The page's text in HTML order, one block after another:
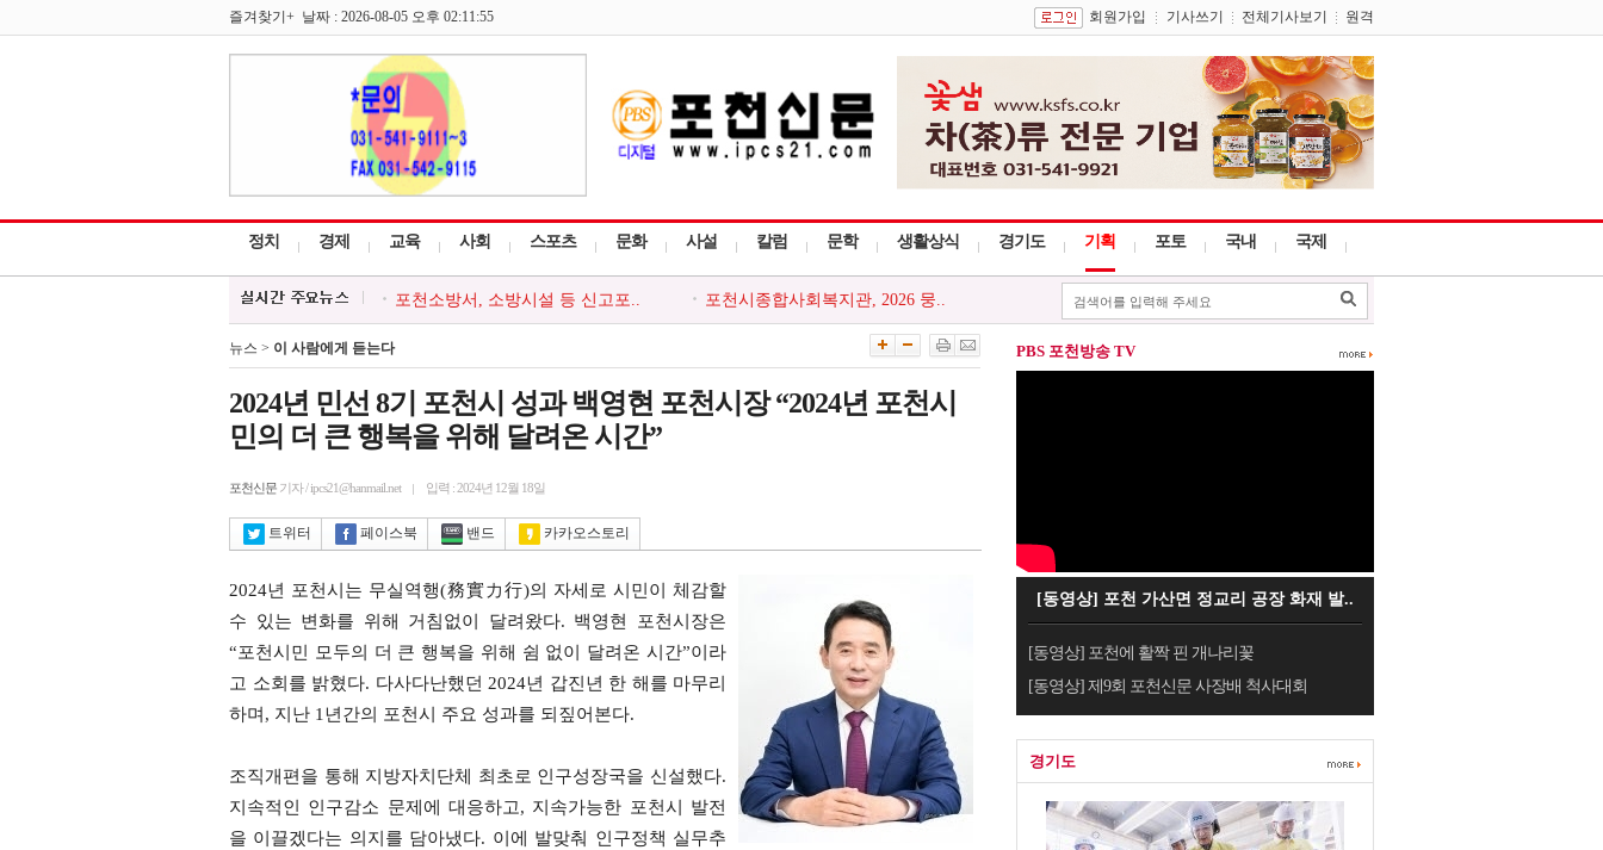
즐겨찾기+ 날짜 : 2026-08-05 오후 02:11:55 회원가입 기사쓰기 전체기사보기 원격
정치 경제 교육 사회 스포츠 문화 사설 칼럼 문학 생활상식 경기도 기획 포토 국내 국제
포천소방서, 소방시설 등 신고포..
포천시종합사회복지관, 2026 뭉..
포천시, 여름철 물놀이 안전사고..
포천시, 소상공인 온라인 마케팅..
백영현 포천시장, `은빛 기억이..
포천신문 자문위원회, 8월 정기..
포천시 청소년봉사단과 함께하는..
포천소방서, 폭염 장기화 대응 ..
청년급식봉사단, 소흘읍 경로당 ..
포천시 선단동 주민자치회, 어린..
뉴스 > 이 사람에게 듣는다
2024년 민선 8기 포천시 성과 백영현 포천시장 “2024년 포천시
민의 더 큰 행복을 위해 달려온 시간”
포천신문 기자 / ipcs21@hanmail.net 입력 : 2024년 12월 18일
트위터 페이스북 밴드 카카오스토리
2024년 포천시는 무실역행(務實力行)의 자세로 시민이 체감할
수 있는 변화를 위해 거침없이 달려왔다. 백영현 포천시장은
“포천시민 모두의 더 큰 행복을 위해 쉼 없이 달려온 시간”이라
고 소회를 밝혔다. 다사다난했던 2024년 갑진년 한 해를 마무리
하며, 지난 1년간의 포천시 주요 성과를 되짚어본다.
조직개편을 통해 지방자치단체 최초로 인구성장국을 신설했다.
지속적인 인구감소 문제에 대응하고, 지속가능한 포천시 발전
을 이끌겠다는 의지를 담아냈다. 이에 발맞춰 인구정책 실무추
PBS 포천방송 TV
[동영상] 포천 가산면 정교리 공장 화재 발..
[동영상] 포천에 활짝 핀 개나리꽃
[동영상] 제9회 포천신문 사장배 척사대회
경기도